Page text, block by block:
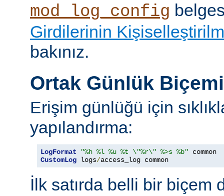
mod_log_config
Girdilerinin
bakınız.
Ortak Günlük
Erişim günlüğü için
yapılandırma:
LogFormat "%h %l %u %t \"%r\" %>s %b"
CustomLog logs/access_log common
İlk satırda belli bir biçem